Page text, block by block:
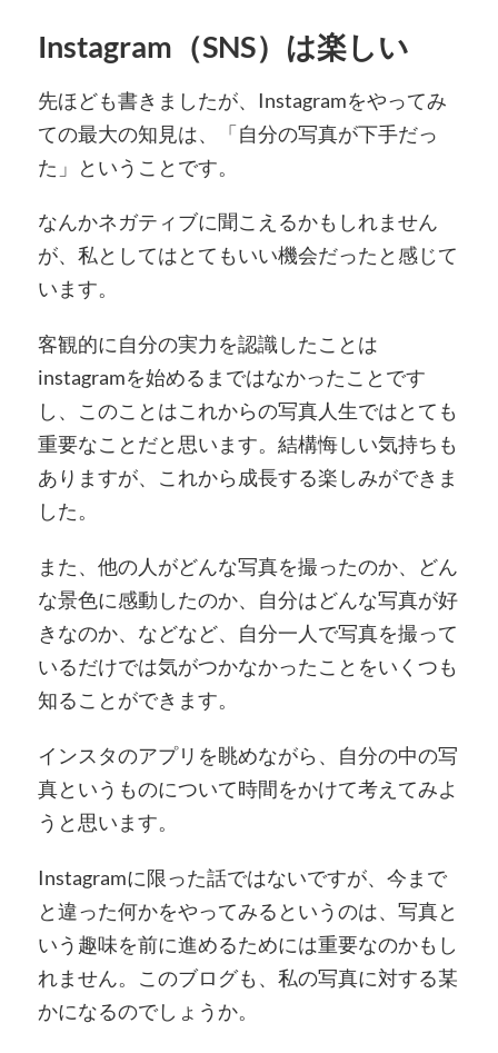
Instagram（SNS）は楽しい
先ほども書きましたが、Instagramをやってみ
ての最大の知見は、「自分の写真が下手だっ
た」ということです。
なんかネガティブに聞こえるかもしれません
が、私としてはとてもいい機会だったと感じて
います。
客観的に自分の実力を認識したことは
instagramを始めるまではなかったことです
し、このことはこれからの写真人生ではとても
重要なことだと思います。結構悔しい気持ちも
ありますが、これから成長する楽しみができま
した。
また、他の人がどんな写真を撮ったのか、どん
な景色に感動したのか、自分はどんな写真が好
きなのか、などなど、自分一人で写真を撮って
いるだけでは気がつかなかったことをいくつも
知ることができます。
インスタのアプリを眺めながら、自分の中の写
真というものについて時間をかけて考えてみよ
うと思います。
Instagramに限った話ではないですが、今まで
と違った何かをやってみるというのは、写真と
いう趣味を前に進めるためには重要なのかもし
れません。このブログも、私の写真に対する某
かになるのでしょうか。